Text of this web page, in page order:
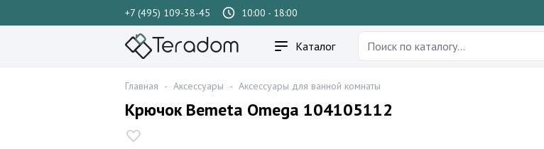
+7 (495) 109-38-45 10:00 - 18:00
Каталог
Главная - Аксессуары - Аксессуары для ванной комнаты
Крючок Bemeta Omega 104105112